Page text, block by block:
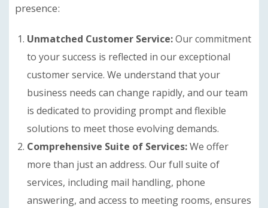
presence:
Unmatched Customer Service:Our commitment
to your success is reflected in our exceptional
customer service. We understand that your
business needs can change rapidly, and our team
is dedicated to providing prompt and flexible
solutions to meet those evolving demands.
Comprehensive Suite of Services:We offer
more than just an address. Our full suite of
services, including mail handling, phone
answering, and access to meeting rooms, ensures